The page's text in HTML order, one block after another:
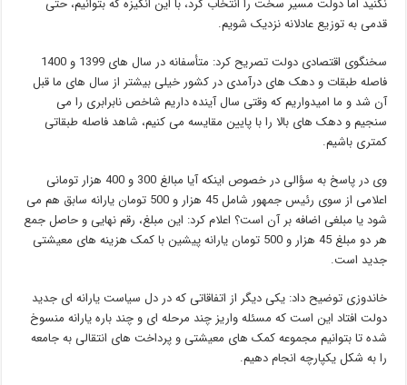
نکنید اما دولت مسیر سخت را انتخاب کرد، با این انگیزه که بتوانیم، حتی
قدمی به توزیع عادلانه نزدیک شویم.
سخنگوی اقتصادی دولت تصریح کرد: متأسفانه در سال های 1399 و 1400
فاصله طبقات و دهک های درآمدی در کشور خیلی بیشتر از سال های ما قبل
آن شد و ما امیدواریم که وقتی سال آینده داریم شاخص نابرابری را می
سنجیم و دهک های بالا را با پایین مقایسه می کنیم، شاهد فاصله طبقاتی
کمتری باشیم.
وی در پاسخ به سؤالی در خصوص اینکه آیا مبالغ 300 و 400 هزار تومانی
اعلامی از سوی رئیس جمهور شامل 45 هزار و 500 تومان یارانه سابق هم می
شود یا مبلغی اضافه بر آن است؟ اعلام کرد: این مبلغ، رقم نهایی و حاصل جمع
هر دو مبلغ 45 هزار و 500 تومان یارانه پیشین با کمک هزینه های معیشتی
جدید است.
خاندوزی توضیح داد: یکی دیگر از اتفاقاتی که در دل سیاست یارانه ای جدید
دولت افتاد این است که مسئله واریز چند مرحله ای و چند باره یارانه منسوخ
شده تا بتوانیم مجموعه کمک های معیشتی و پرداخت های انتقالی به جامعه
را به شکل یکپارچه انجام دهیم.